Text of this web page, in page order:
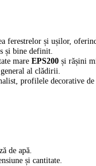
ferestrelor și ușilor,
și bine definit.
mare EPS200 și rășini
al clădirii.
profilele decorative
de apă.
și cantitate.